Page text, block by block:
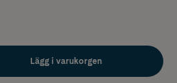
Lägg i varukorgen